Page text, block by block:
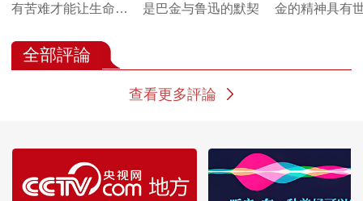
有苦难才能让生命伟
是巴金与鲁迅的默契
金的精神具有
全部評論
查看更多評論